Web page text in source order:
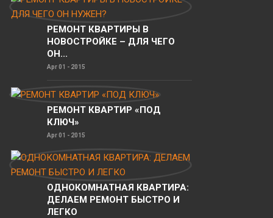
РЕМОНТ КВАРТИРЫ В
НОВОСТРОЙКЕ – ДЛЯ ЧЕГО
ОН...
Apr 01 - 2015
РЕМОНТ КВАРТИР «ПОД
КЛЮЧ»
Apr 01 - 2015
ОДНОКОМНАТНАЯ КВАРТИРА:
ДЕЛАЕМ РЕМОНТ БЫСТРО И
ЛЕГКО